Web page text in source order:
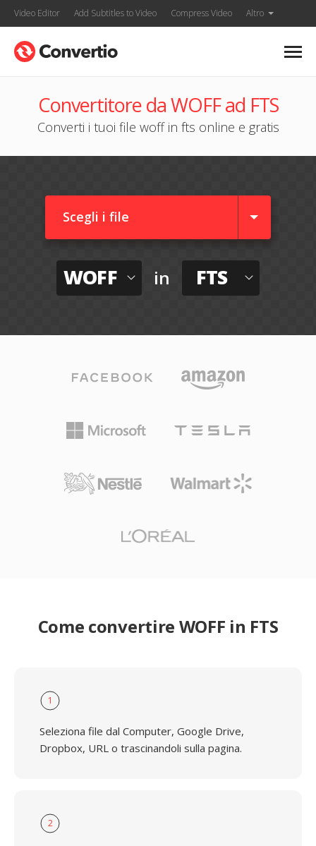
Video Editor Add Subtitles to Video Compress Video Altro
Convertitore da WOFF ad FTS
Converti i tuoi file woff in fts online e gratis
Scegli i file
WOFF in FTS
Come convertire WOFF in FTS
1
Seleziona file dal Computer, Google Drive,
Dropbox, URL o trascinandoli sulla pagina.
2